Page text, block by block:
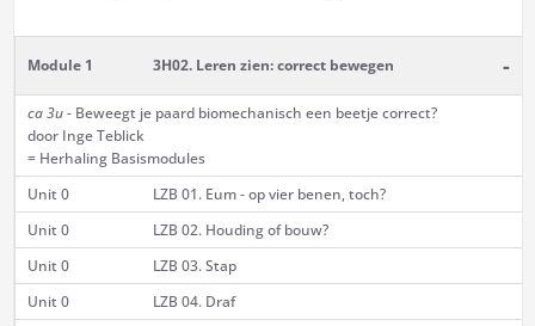
Module 1 3H02. Leren zien: correct bewegen -
ca 3u -Beweegt je paard biomechanisch een beetje correct?
door Inge Teblick
= Herhaling Basismodules
Unit 0
LZB 01. Eum - op vier benen, toch?
Unit 0
LZB 02. Houding of bouw?
Unit 0
LZB 03. Stap
Unit 0
LZB 04. Draf